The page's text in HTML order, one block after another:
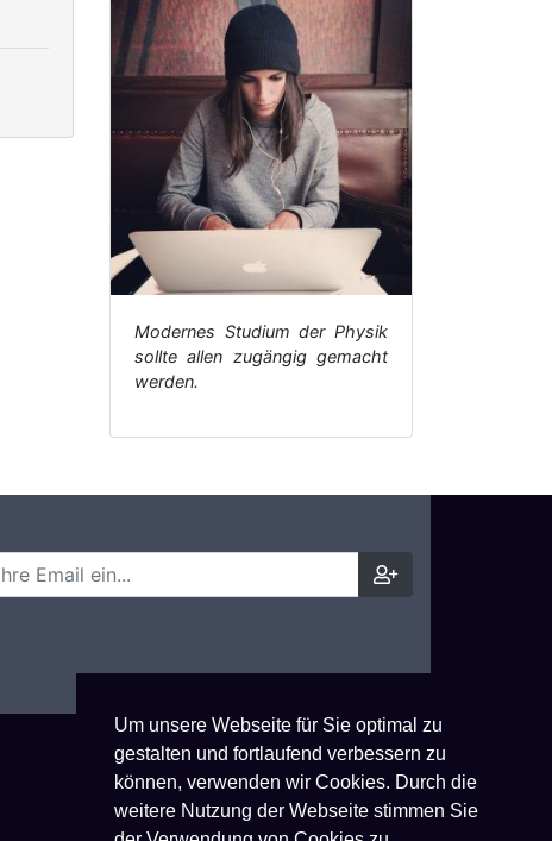
Um unsere Webseite für Sie optimal zu
gestalten und fortlaufend verbessern zu
können, verwenden wir Cookies. Durch die
weitere Nutzung der Webseite stimmen Sie
Modernes Studium der Physik
sollte allen zugängig gemacht
werden.